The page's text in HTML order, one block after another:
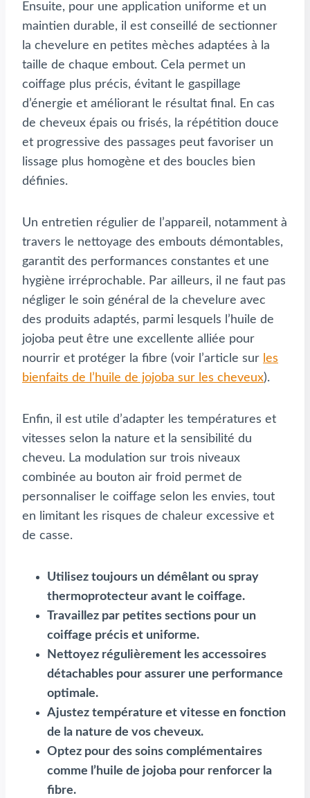
Ensuite, pour une application uniforme et un
maintien durable, il est conseillé de sectionner
la chevelure en petites mèches adaptées à la
taille de chaque embout. Cela permet un
coiffage plus précis, évitant le gaspillage
d’énergie et améliorant le résultat final. En cas
de cheveux épais ou frisés, la répétition douce
et progressive des passages peut favoriser un
lissage plus homogène et des boucles bien
définies.
Un entretien régulier de l’appareil, notamment à
travers le nettoyage des embouts démontables,
garantit des performances constantes et une
hygiène irréprochable. Par ailleurs, il ne faut pas
négliger le soin général de la chevelure avec
des produits adaptés, parmi lesquels l’huile de
jojoba peut être une excellente alliée pour
nourrir et protéger la fibre (voir l’article sur les
bienfaits de l’huile de jojoba sur les cheveux).
Enfin, il est utile d’adapter les températures et
vitesses selon la nature et la sensibilité du
cheveu. La modulation sur trois niveaux
combinée au bouton air froid permet de
personnaliser le coiffage selon les envies, tout
en limitant les risques de chaleur excessive et
de casse.
Utilisez toujours un démêlant ou spray
thermoprotecteur avant le coiffage.
Travaillez par petites sections pour un
coiffage précis et uniforme.
Nettoyez régulièrement les accessoires
détachables pour assurer une performance
optimale.
Ajustez température et vitesse en fonction
de la nature de vos cheveux.
Optez pour des soins complémentaires
comme l’huile de jojoba pour renforcer la
fibre.